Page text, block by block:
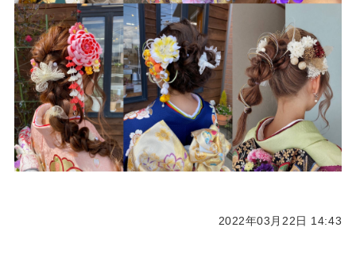
2022年03月22日 14:43